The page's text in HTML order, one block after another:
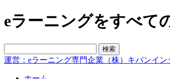
eラーニングをすべて
運営：eラーニング専門企業（株）キバンイ